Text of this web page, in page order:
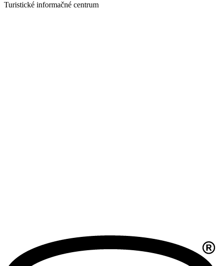
Turistické informačné centrum